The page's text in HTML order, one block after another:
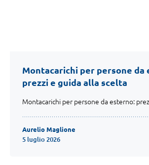
Montacarichi per persone da
prezzi e guida alla scelta
Montacarichi per persone da esterno:
Aurelio Maglione
5 luglio 2026